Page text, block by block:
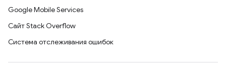
Google Mobile Services
Сайт Stack Overflow
Система отслеживания ошибок